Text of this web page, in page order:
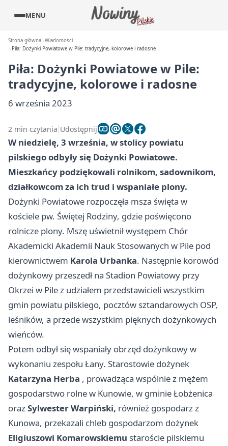
MENU
Strona główna Wiadomości
Piła: Dożynki Powiatowe w Pile: tradycyjne, kolorowe i radosne
Piła: Dożynki Powiatowe w Pile:
tradycyjne, kolorowe i radosne
6 września 2023
2 min czytania Udostępnij
W niedzielę, 3 września, w stolicy powiatu
pilskiego odbyły się Dożynki Powiatowe.
Mieszkańcy podziękowali rolnikom, sadownikom,
działkowcom za ich trud i wspaniałe plony.
Dożynki Powiatowe rozpoczęła msza święta w
kościele pw. Świętej Rodziny, gdzie poświęcono
rolnicze plony. Mszę uświetnił występem Chór
Akademicki Akademii Nauk Stosowanych w Pile pod
kierownictwem Karola Urbanka. Następnie korowód
dożynkowy przeszedł na Stadion Powiatowy przy
Okrzei w Pile z udziałem przedstawicieli wszystkim
gmin powiatu pilskiego, pocztów sztandarowych OSP,
leśników, a przede wszystkim pięknych dożynkowych
wieńców.
Potem odbył się wspaniały obrzęd dożynkowy w
wykonaniu zespołu Łany. Starostowie dożynek
Katarzyna Herba , prowadząca wspólnie z mężem
gospodarstwo rolne w Kunowie, w gminie Łobżenica
orazSylwester Warpiński, również gospodarz z
Kunowa, przekazali chleb gospodarzom dożynek
Eligiuszowi Komarowskiemu staroście pilskiemu